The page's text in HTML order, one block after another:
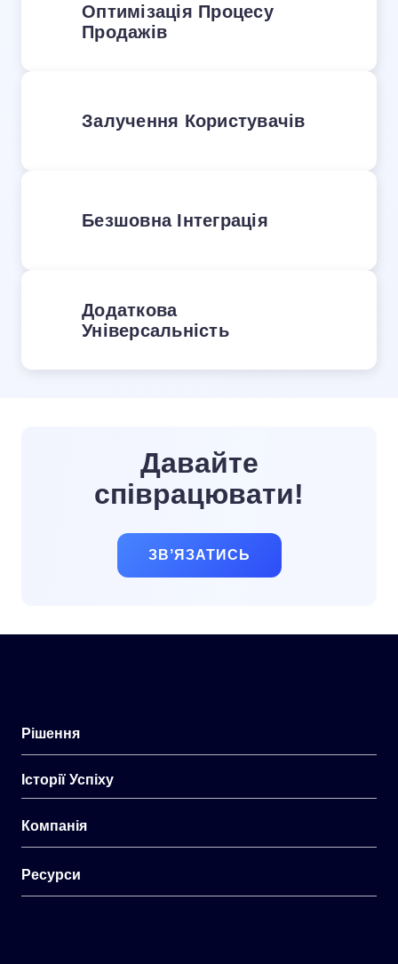
Оптимізація Процесу
Продажів
Залучення Користувачів
Безшовна Інтеграція
Додаткова
Універсальність
Давайте
співрацювати!
ЗВʼЯЗАТИСЬ
Рішення
Історії Успіху
Компанія
Ресурси